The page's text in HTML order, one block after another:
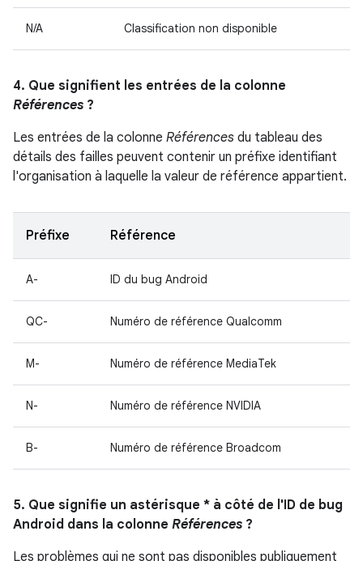
N/A Classification non disponible
4. Que signifient les entrées de la colonne
Références ?
Les entrées de la colonne Références du tableau des
détails des failles peuvent contenir un préfixe identifiant
l'organisation à laquelle la valeur de référence appartient.
Préfixe Référence
A- ID du bug Android
QC- Numéro de référence Qualcomm
M- Numéro de référence MediaTek
N- Numéro de référence NVIDIA
B- Numéro de référence Broadcom
5. Que signifie un astérisque * à côté de l'ID de bug
Android dans la colonne Références ?
Les problèmes qui ne sont pas disponibles publiquement